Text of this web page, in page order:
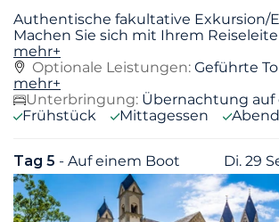
Authentische fakultative Exkursion/
Machen Sie sich mit Ihrem
mehr+
Optionale Leistungen: Geführte
mehr+
Unterbringung: Übernachtung auf
Frühstück
Mittagessen
Tag 5 - Auf einem Boot Di. 29